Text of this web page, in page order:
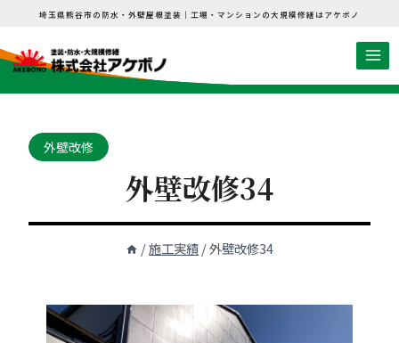
を
埼玉県熊谷市の防水・外壁屋根塗装｜工場・マンションの大規模修繕はアケボノ
外壁改修
外壁改修34
/施工実績/外壁改修34